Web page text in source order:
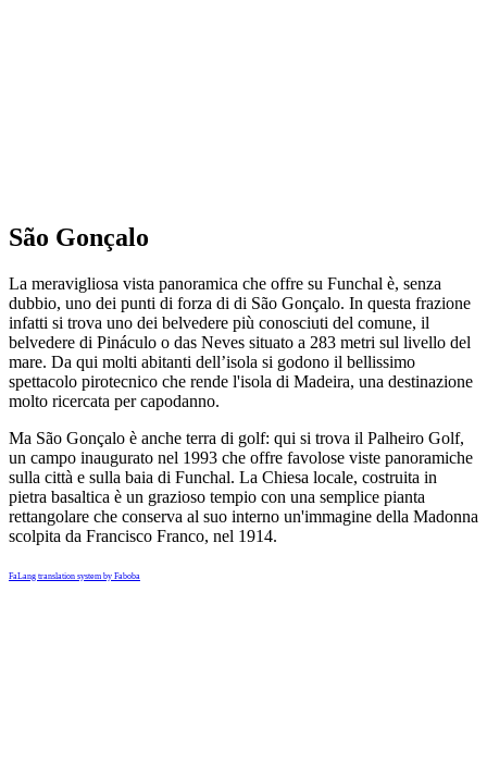
São Gonçalo
La meravigliosa vista panoramica che offre su Funchal è, senza
dubbio, uno dei punti di forza di di São Gonçalo. In questa frazione
infatti si trova uno dei belvedere più conosciuti del comune, il
belvedere di Pináculo o das Neves situato a 283 metri sul livello del
mare. Da qui molti abitanti dell’isola si godono il bellissimo
spettacolo pirotecnico che rende l'isola di Madeira, una destinazione
molto ricercata per capodanno.
Ma São Gonçalo è anche terra di golf: qui si trova il Palheiro Golf,
un campo inaugurato nel 1993 che offre favolose viste panoramiche
sulla città e sulla baia di Funchal. La Chiesa locale, costruita in
pietra basaltica è un grazioso tempio con una semplice pianta
rettangolare che conserva al suo interno un'immagine della Madonna
scolpita da Francisco Franco, nel 1914.
FaLang translation system by Faboba